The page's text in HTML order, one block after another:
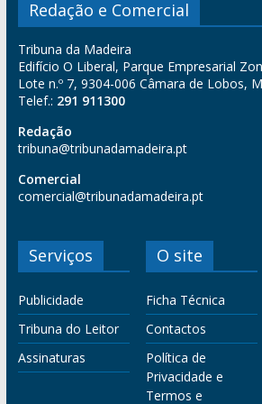
Redação e Comercial
Tribuna da Madeira
Edifício O Liberal, Parque Empresarial
Lote n.º 7, 9304-006 Câmara de Lobos,
Telef.: 291 911300
Redação
tribuna@tribunadamadeira.pt
Comercial
comercial@tribunadamadeira.pt
Serviços
Publicidade
Tribuna do Leitor
Assinaturas
O site
Ficha Técnica
Contactos
Política de
Privacidade e
Termos e